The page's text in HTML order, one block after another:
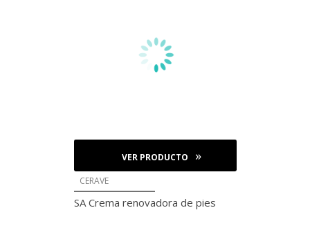
VER PRODUCTO
CERAVE
SA Crema renovadora de pies